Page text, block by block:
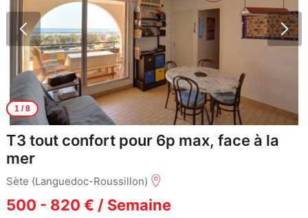
1/ 8
T3 tout confort pour 6p max, face à la
mer
Sète (Languedoc-Roussillon)
500 - 820 € / Semaine